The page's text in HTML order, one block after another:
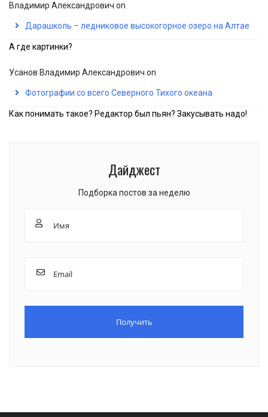
Владимир Александрович on
Дарашколь – ледниковое высокогорное озеро на Алтае
А где картинки?
Усанов Владимир Александрович on
Фотографии со всего Северного Тихого океана
Как понимать такое? Редактор был пьян? Закусывать надо!
Дайджест
Подборка постов за неделю